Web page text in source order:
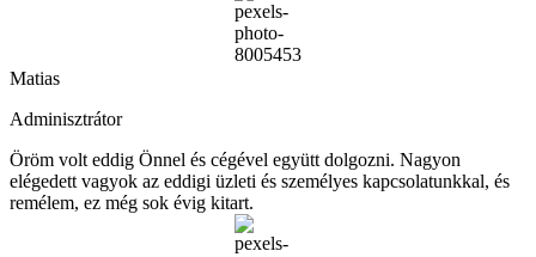
Matias
Adminisztrátor
Öröm volt eddig Önnel és cégével együtt dolgozni. Nagyon
elégedett vagyok az eddigi üzleti és személyes kapcsolatunkkal, és
remélem, ez még sok évig kitart.